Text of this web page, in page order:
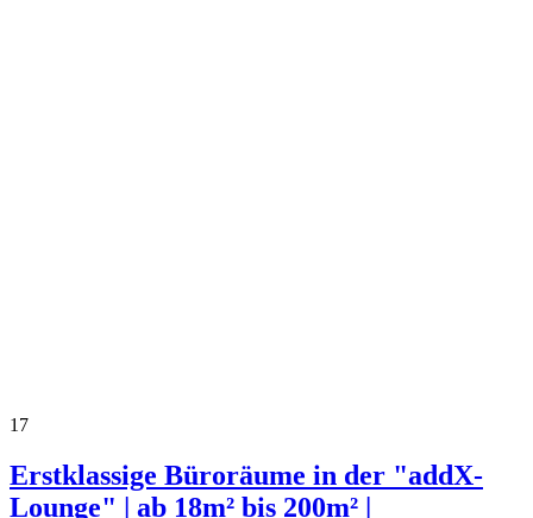
17
Erstklassige Büroräume in der "addX-
Lounge" | ab 18m² bis 200m² |